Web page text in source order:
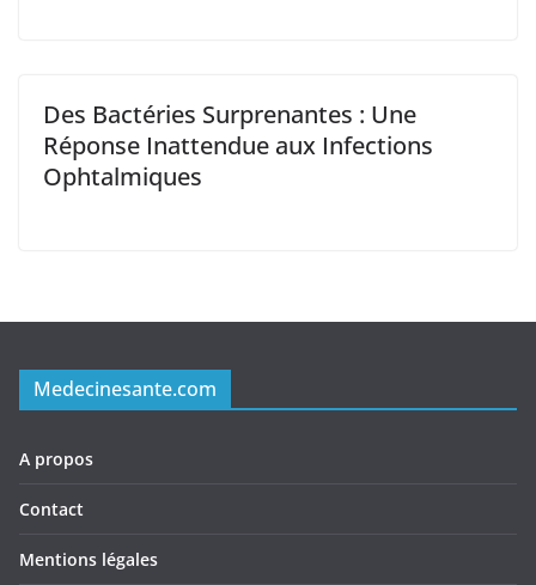
Des Bactéries Surprenantes : Une
Réponse Inattendue aux Infections
Ophtalmiques
Medecinesante.com
A propos
Contact
Mentions légales